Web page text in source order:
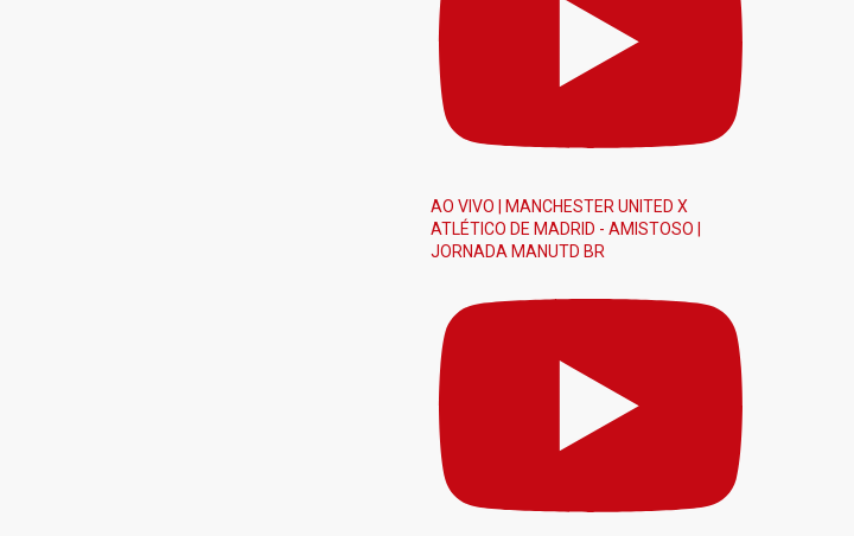
AO VIVO | MANCHESTER UNITED X
ATLÉTICO DE MADRID - AMISTOSO |
JORNADA MANUTD BR